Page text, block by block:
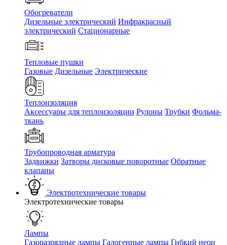
Обогреватели
Дизельные электрический Инфракрасный
электрический Стационарные
Тепловые пушки
Газовые Дизельные Электрические
Теплоизоляция
Аксессуары для теплоизоляции Рулоны Трубки Фольма-
ткань
Трубопроводная арматура
Задвижки Затворы дисковые поворотные Обратные
клапаны
Электротехнические товары
Электротехнические товары
Лампы
Газоразрядные лампы Галогенные лампы Гибкий неон